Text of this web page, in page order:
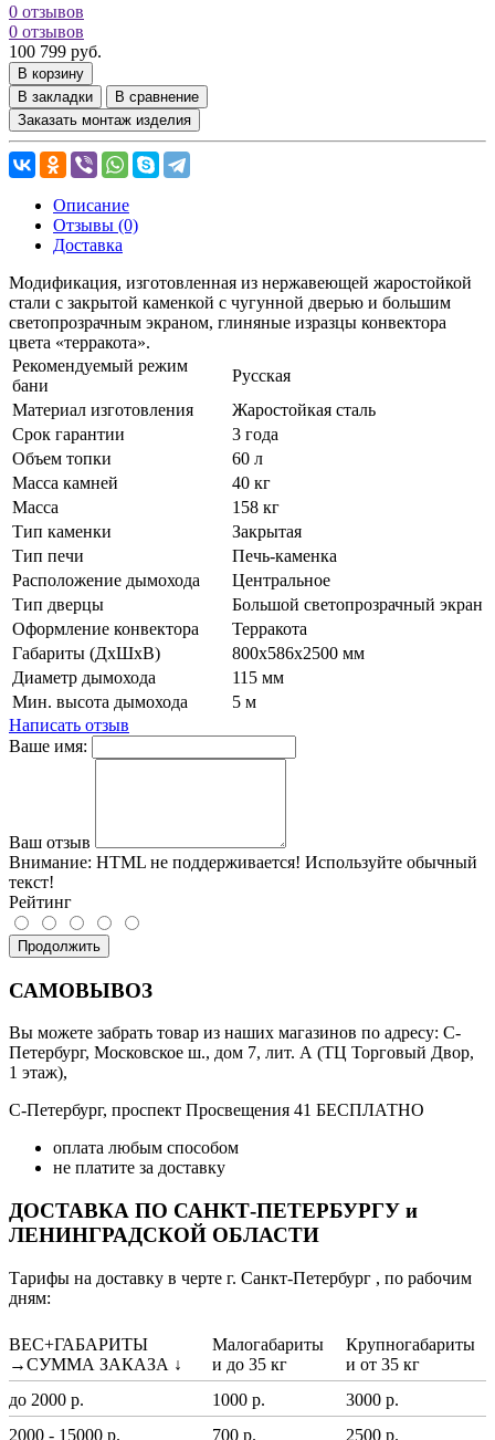
0 отзывов
0 отзывов
100 799 руб.
В корзину
В закладки
В сравнение
Заказать монтаж изделия
Описание
Отзывы (0)
Доставка
Модификация, изготовленная из нержавеющей жаростойкой
стали с закрытой каменкой с чугунной дверью и большим
светопрозрачным экраном, глиняные изразцы конвектора
цвета «терракота».
Рекомендуемый режим
бани
Русская
Материал изготовления
Жаростойкая сталь
Срок гарантии
3 года
Объем топки
60 л
Масса камней
40 кг
Масса
158 кг
Тип каменки
Закрытая
Тип печи
Печь-каменка
Расположение дымохода
Центральное
Тип дверцы
Большой светопрозрачный экран
Оформление конвектора
Терракота
Габариты (ДхШхВ)
800х586х2500 мм
Диаметр дымохода
115 мм
Мин. высота дымохода
5 м
Написать отзыв
Ваше имя:
Ваш отзыв
Внимание: HTML не поддерживается! Используйте обычный
текст!
Рейтинг
Продолжить
САМОВЫВОЗ
Вы можете забрать товар из наших магазинов по адресу: С-
Петербург, Московское ш., дом 7, лит. А (ТЦ Торговый Двор,
1 этаж),
С-Петербург, проспект Просвещения 41 БЕСПЛАТНО
оплата любым способом
не платите за доставку
ДОСТАВКА ПО САНКТ-ПЕТЕРБУРГУ и
ЛЕНИНГРАДСКОЙ ОБЛАСТИ
Тарифы на доставку в черте г. Санкт-Петербург , по рабочим
дням:
ВЕС+ГАБАРИТЫ
→СУММА ЗАКАЗА ↓
Малогабариты
и до 35 кг
Крупногабариты
и от 35 кг
до 2000 р.
1000 р.
3000 р.
2000 - 15000 р.
700 р. 2500 р.